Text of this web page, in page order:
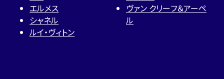
エルメス
シャネル
ルイ・ヴィトン
ヴァン クリーフ＆アーペ
ル